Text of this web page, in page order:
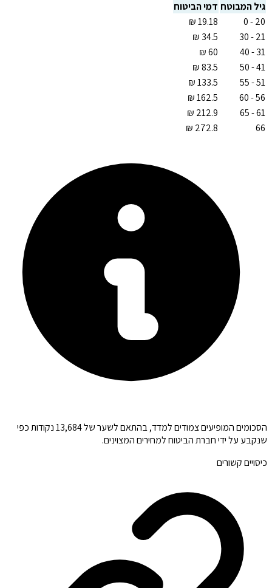
גיל המבוטחדמי הביטוח
20 - 0
21 - 30
31 - 40
41 - 50
51 - 55
56 - 60
61 - 65
66
הסכומים המופיעים צמודים למדד, בהתאם לשער של 13,684 נקודות כפי
שנקבע על ידי חברת הביטוח למחירים המצוינים.
כיסויים קשורים